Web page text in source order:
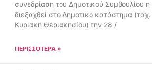
συνεδρίαση του Δημοτικού Συμβουλίου η
διεξαχθεί στο Δημοτικό κατάστημα (ταχ.
Κυριακή Θεριακησίου) την 28 /
ΠΕΡΙΣΣΌΤΕΡΑ »